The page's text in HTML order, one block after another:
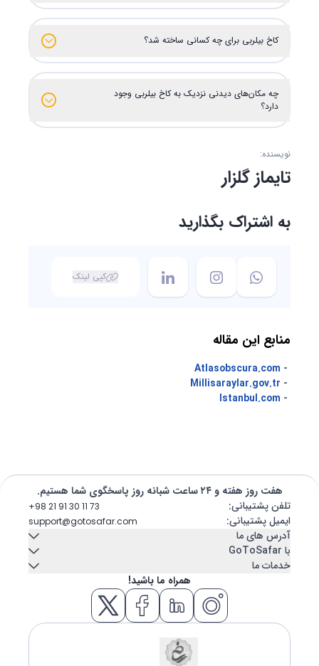
کاخ بیلربی برای چه کسانی ساخته شد؟
چه مکان‌های دیدنی نزدیک به کاخ بیلربی وجود
دارد؟
نویسنده:
تایماز گلزار
به اشتراک بگذارید
کپی لینک
منابع این مقاله
-
Atlasobscura.com
-
Millisaraylar.gov.tr
-
Istanbul.com
هفت روز هفته و ۲۴ ساعت شبانه روز پاسخگوی شما هستیم.
تلفن پشتیبانی:
+98 21 91 30 11 73
ایمیل پشتیبانی:
support@gotosafar.com
آدرس های ما
تهران، ایران
میرداماد, خیابان شاه نظری, خیابان ابن سینا پلاک 7
خیابان امام - مجتمع تجاری عتیق - بلوک A - طبقه دوم واحد 12
GÜNEY MAH. GAZİLER CAD. No:292 Tempo iş merkezi Kat:5 İç
با GoToSafar
درباره ما
سوالات متداول
خدمات ما
کشتی کروز
بلیط هواپیما
همراه ما باشید!